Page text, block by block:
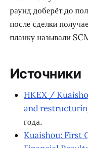
раунд доберёт до
после сделки
планку называли
Источники
HKEX /
and
года.
Kuaishou: First